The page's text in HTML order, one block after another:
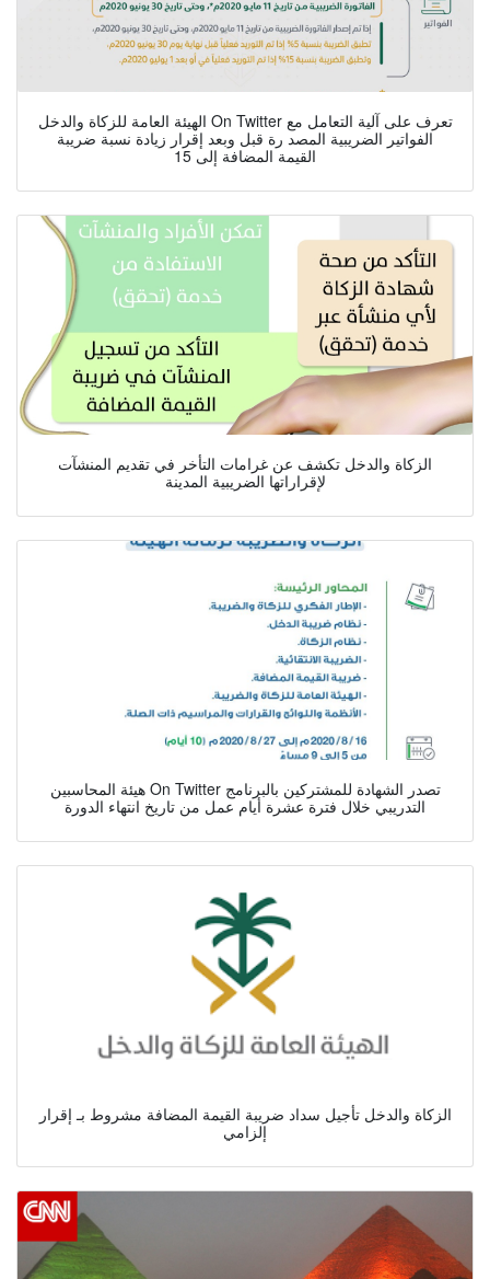
الهيئة العامة للزكاة والدخل On Twitter تعرف على آلية التعامل مع
الفواتير الضريبية المصد رة قبل وبعد إقرار زيادة نسبة ضريبة
القيمة المضافة إلى 15
الزكاة والدخل تكشف عن غرامات التأخر في تقديم المنشآت
لإقراراتها الضريبية المدينة
هيئة المحاسبين On Twitter تصدر الشهادة للمشتركين بالبرنامج
التدريبي خلال فترة عشرة أيام عمل من تاريخ انتهاء الدورة
الزكاة والدخل تأجيل سداد ضريبة القيمة المضافة مشروط بـ إقرار
إلزامي